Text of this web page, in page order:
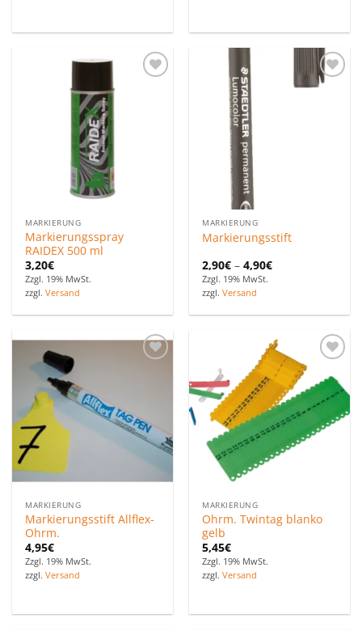
MARKIERUNG
Markierungsspray
RAIDEX 500 ml
3,20€
Zzgl. 19% MwSt.
zzgl.Versand
Zu den
MARKIERUNG
Markierungsstift
2,90€ –4,90€
Zzgl. 19% MwSt.
zzgl.Versand
MARKIERUNG
Markierungsstift Allflex-
Ohrm.
4,95€
Zzgl. 19% MwSt.
zzgl.Versand
Zu den
Favoriten
hinzufügen
MARKIERUNG
Ohrm. Twintag blanko
gelb
5,45€
Zzgl. 19% MwSt.
zzgl.Versand